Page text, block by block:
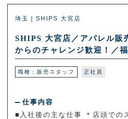
埼玉 | SHIPS 大宮店
SHIPS 大宮店／アパレル販
からのチャレンジ歓迎！／
職種：販売スタッフ 正社員
仕事内容
■入社後の主な仕事 ＊店頭での